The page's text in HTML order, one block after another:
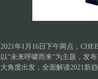
2021年1月16日下午两点，
以“未来呼啸而来”为主题，发
大角度出发，全面解读2021新趋